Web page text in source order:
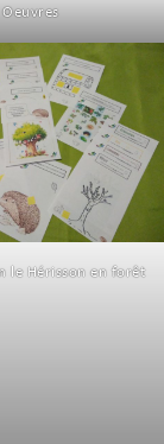
Oeuvres
le Hérisson en forêt